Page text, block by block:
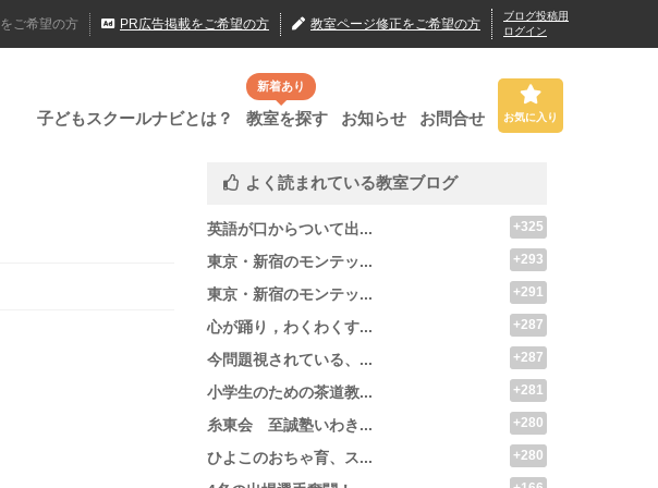
をご希望の方 PR広告掲載をご希望の方 教室ページ修正をご希望の方
ブログ投稿用
ログイン
子どもスクールナビとは？
新着あり
教室を探す お知らせ お問合せ お気に入り
よく読まれている教室ブログ
英語が口からついて出... +325
東京・新宿のモンテッ... +293
東京・新宿のモンテッ... +291
心が踊り，わくわくす... +287
今問題視されている、... +287
小学生のための茶道教... +281
糸東会 至誠塾いわき... +280
ひよこのおちゃ育、ス... +280